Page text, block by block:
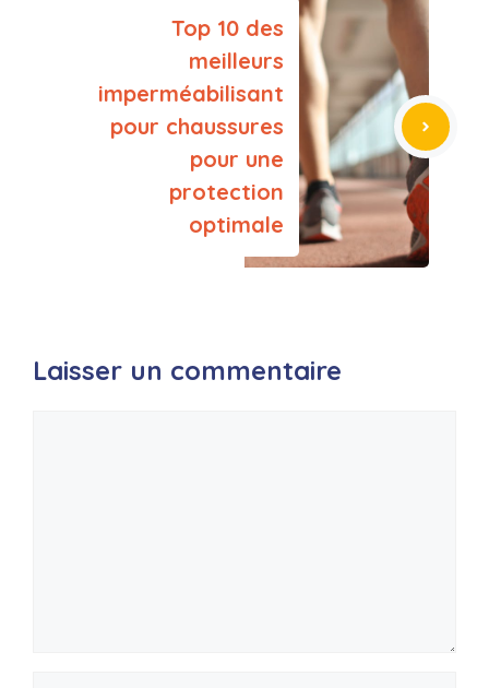
Top 10 des
meilleurs
imperméabilisant
pour chaussures
pour une
protection
optimale
Laisser un commentaire